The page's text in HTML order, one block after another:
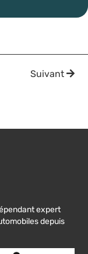
Suivant
expert
depuis